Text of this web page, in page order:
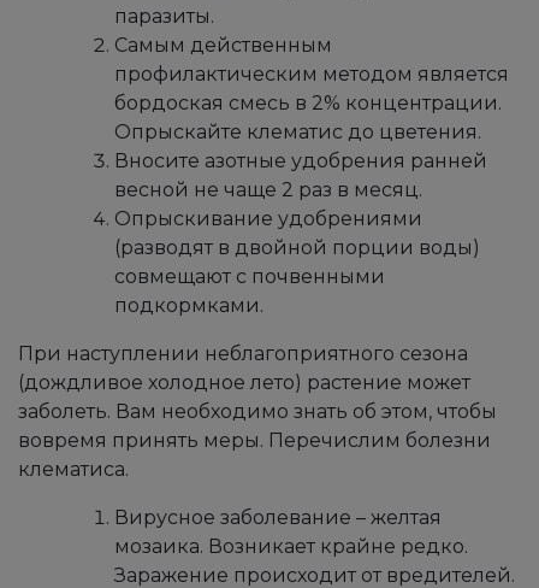
паразиты.
Самым действенным
профилактическим методом является
бордоская смесь в 2% концентрации.
Опрыскайте клематис до цветения.
Вносите азотные удобрения ранней
весной не чаще 2 раз в месяц.
Опрыскивание удобрениями
(разводят в двойной порции воды)
совмещают с почвенными
подкормками.
При наступлении неблагоприятного сезона
(дождливое холодное лето) растение может
заболеть. Вам необходимо знать об этом, чтобы
вовремя принять меры. Перечислим болезни
клематиса.
Вирусное заболевание – желтая
мозаика. Возникает крайне редко.
Заражение происходит от вредителей.